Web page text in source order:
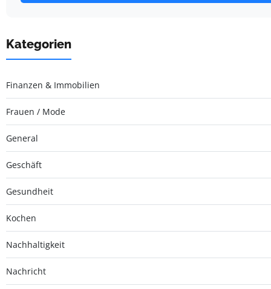
Kategorien
Finanzen & Immobilien
Frauen / Mode
General
Geschäft
Gesundheit
Kochen
Nachhaltigkeit
Nachricht